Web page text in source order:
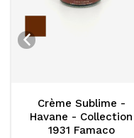
Sublime -
- Collection
1931 Famaco